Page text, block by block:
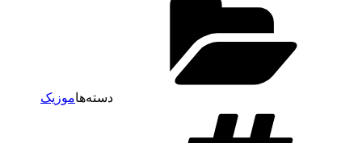
دسته‌هاموزیک